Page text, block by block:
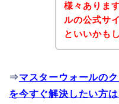
様々ありま
ルの公式サ
といいかも
⇒マスターウォールの
を今すぐ解決したい方